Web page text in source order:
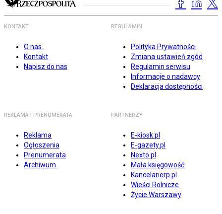
KONTAKT
O nas
Kontakt
Napisz do nas
REGULAMIN
Polityka Prywatności
Zmiana ustawień zgód
Regulamin serwisu
Informacje o nadawcy
Deklaracja dostępności
REKLAMA I PRENUMERATA
Reklama
Ogłoszenia
Prenumerata
Archiwum
PARTNERZY
E-kiosk.pl
E-gazety.pl
Nexto.pl
Mała księgowość
Kancelarierp.pl
Wieści Rolnicze
Życie Warszawy